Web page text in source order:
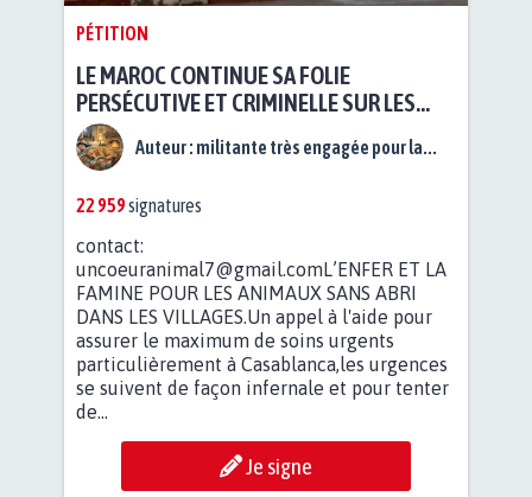
PÉTITION
LE MAROC CONTINUE SA FOLIE
PERSÉCUTIVE ET CRIMINELLE SUR LES
ANIMAUX SANS ABRI
Auteur : militante très engagée pour la...
22 959signatures
contact:
uncoeuranimal7@gmail.comL’ENFER ET LA
FAMINE POUR LES ANIMAUX SANS ABRI
DANS LES VILLAGES.Un appel à l'aide pour
assurer le maximum de soins urgents
particulièrement à Casablanca,les urgences
se suivent de façon infernale et pour tenter
de...
Je signe